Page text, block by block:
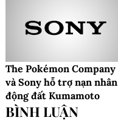
The Pokémon Company
và Sony hỗ trợ nạn nhân
động đất Kumamoto